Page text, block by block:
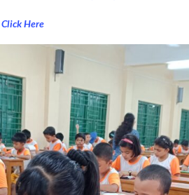
Click Here